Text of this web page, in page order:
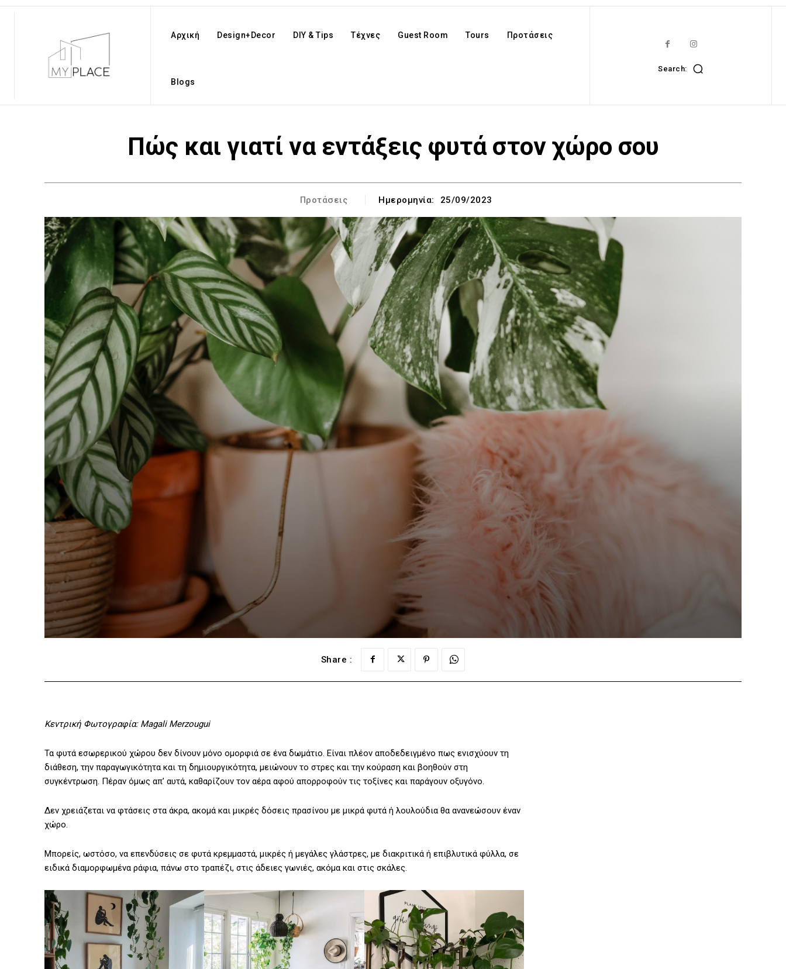
Αρχική Design+Decor DIY & Tips Τέχνες Guest Room Tours Προτάσεις
Blogs
Search:
Πώς και γιατί να εντάξεις φυτά στον χώρο σου
Προτάσεις Ημερομηνία: 25/09/2023
Share :
Κεντρική Φωτογραφία: Magali Merzougui
Τα φυτά εσωρερικού χώρου δεν δίνουν μόνο ομορφιά σε ένα δωμάτιο. Είναι πλέον αποδεδειγμένο πως ενισχύουν τη
διάθεση, την παραγωγικότητα και τη δημιουργικότητα, μειώνουν το στρες και την κούραση και βοηθούν στη
συγκέντρωση. Πέραν όμως απ’ αυτά, καθαρίζουν τον αέρα αφού απορροφούν τις τοξίνες και παράγουν οξυγόνο.
Δεν χρειάζεται να φτάσεις στα άκρα, ακομά και μικρές δόσεις πρασίνου με μικρά φυτά ή λουλούδια θα ανανεώσουν έναν
χώρο.
Μπορείς, ωστόσο, να επενδύσεις σε φυτά κρεμμαστά, μικρές ή μεγάλες γλάστρες, με διακριτικά ή επιβλυτικά φύλλα, σε
ειδικά διαμορφωμένα ράφια, πάνω στο τραπέζι, στις άδειες γωνιές, ακόμα και στις σκάλες.